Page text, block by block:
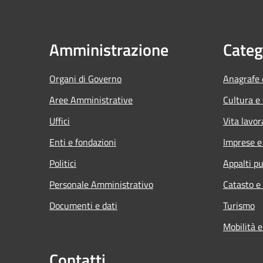
Amministrazione
Organi di Governo
Aree Amministrative
Uffici
Enti e fondazioni
Politici
Personale Amministrativo
Documenti e dati
Cultura
Vita
Imprese
Appalti
Catasto
Turismo
Mobilità